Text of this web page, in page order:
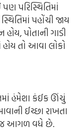
પરિસ્થિતિમાં
પહોંચી જાય
પોતાની ગાડી
તો આવા લોકો
હંમેશા કંઈક ઊંચું
ઈચ્છા રાખતા
જ આગળ વધે છે.